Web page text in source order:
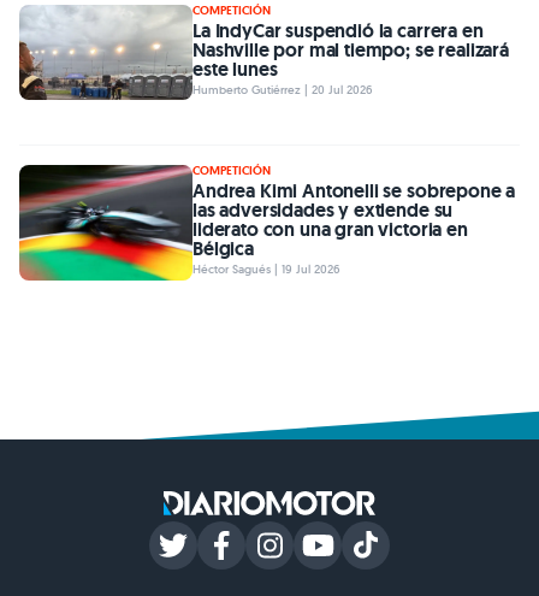
COMPETICIÓN
La IndyCar suspendió la carrera en
Nashville por mal tiempo; se realizará
este lunes
Humberto Gutiérrez | 20 Jul 2026
COMPETICIÓN
Andrea Kimi Antonelli se sobrepone a
las adversidades y extiende su
liderato con una gran victoria en
Bélgica
Héctor Sagués | 19 Jul 2026